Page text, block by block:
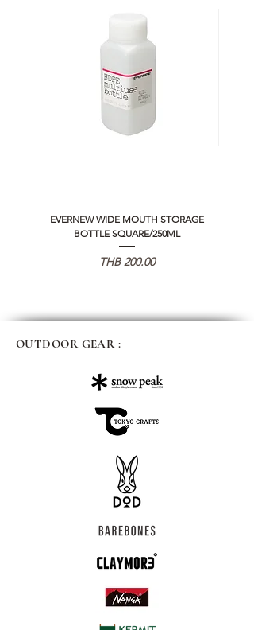
EVERNEW WIDE MOUTH STORAGE
BOTTLE SQUARE/250ML
가격
THB 200.00
OUTDOOR GEAR :